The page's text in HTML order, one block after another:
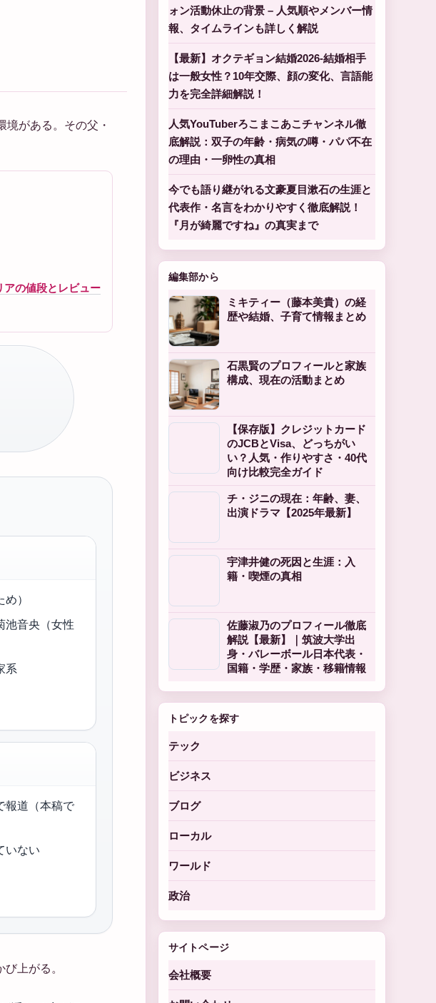
がある。その父・
アの値段とレビュー
）
池音央（女性
系
報道（本稿で
いない
上がる。
ォン活動休止の背景 – 人気順やメンバー情
報、タイムラインも詳しく解説
【最新】オクテギョン結婚2026-結婚相手
は一般女性？10年交際、顔の変化、言語能
力を完全詳細解説！
人気YouTuberろこまこあこチャンネル徹
底解説：双子の年齢・病気の噂・パパ不在
の理由・一卵性の真相
今でも語り継がれる文豪夏目漱石の生涯と
代表作・名言をわかりやすく徹底解説！
『月が綺麗ですね』の真実まで
編集部から
ミキティー（藤本美貴）の経
歴や結婚、子育て情報まとめ
石黒賢のプロフィールと家族
構成、現在の活動まとめ
【保存版】クレジットカード
のJCBとVisa、どっちがい
い？人気・作りやすさ・40代
向け比較完全ガイド
チ・ジニの現在：年齢、妻、
出演ドラマ【2025年最新】
宇津井健の死因と生涯：入
籍・喫煙の真相
佐藤淑乃のプロフィール徹底
解説【最新】｜筑波大学出
身・バレーボール日本代表・
国籍・学歴・家族・移籍情報
トピックを探す
テック
ビジネス
ブログ
ローカル
ワールド
政治
サイトページ
会社概要